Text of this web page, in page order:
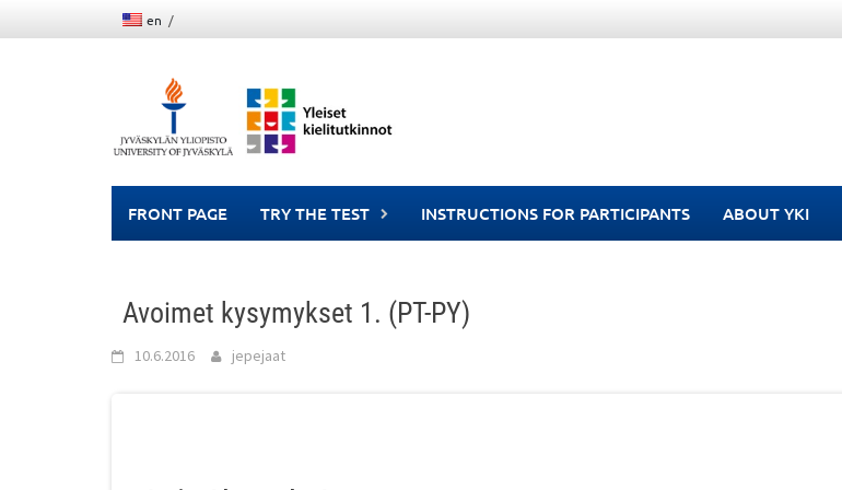
to
en
FRONT PAGE TRY THE TEST INSTRUCTIONS FOR PARTICIPANTS ABOUT YKI
Avoimet kysymykset 1. (PT-PY)
10.6.2016 jepejaat